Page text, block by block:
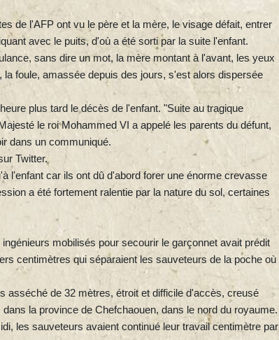
de l'AFP ont vu le père et la mère, le visage défait, entrer
avec le puits, d'où a été sorti par la suite l'enfant.
sans dire un mot, la mère montant à l'avant, les yeux
foule, amassée depuis des jours, s'est alors dispersée
plus tard le décès de l'enfant. "Suite au tragique
le roi Mohammed VI a appelé les parents du défunt,
dans un communiqué.
Twitter.
l'enfant car ils ont dû d'abord forer une énorme crevasse
a été fortement ralentie par la nature du sol, certaines
mobilisés pour secourir le garçonnet avait prédit
centimètres qui séparaient les sauveteurs de la poche où
asséché de 32 mètres, étroit et difficile d'accès, creusé
la province de Chefchaouen, dans le nord du royaume.
les sauveteurs avaient continué leur travail centimètre par